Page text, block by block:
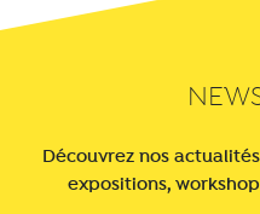
Découvrez nos
expositions,